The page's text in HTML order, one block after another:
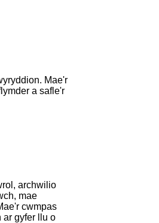
Mae'r
a safle'r
archwilio
mae
cwmpas
gyfer llu o